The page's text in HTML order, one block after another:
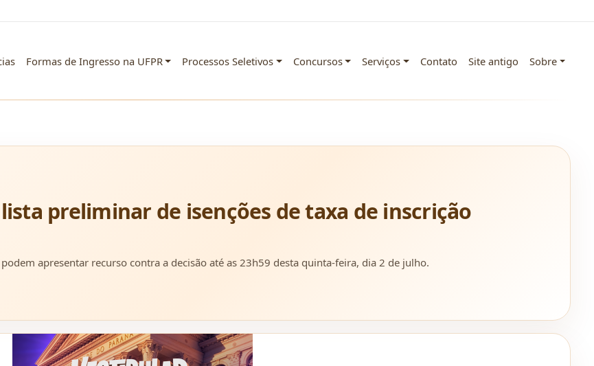
Formas de Ingresso na UFPR Processos Seletivos Concursos Serviços Contato Site antigo Sobre
preliminar de isenções de taxa de inscrição
apresentar recurso contra a decisão até as 23h59 desta quinta-feira, dia 2 de julho.